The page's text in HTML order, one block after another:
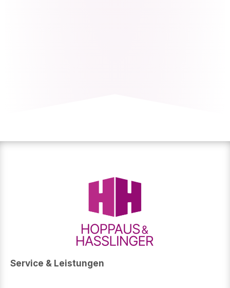
Service & Leistungen